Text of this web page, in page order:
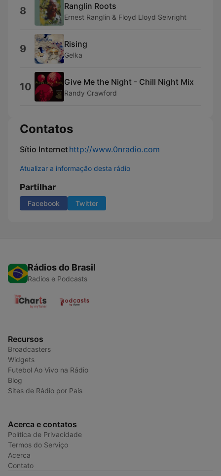
8 Ranglin Roots
Ernest Ranglin & Floyd Lloyd Seivright
9 Rising
Gelka
10 Give Me the Night - Chill Night Mix
Randy Crawford
Contatos
Sítio Internethttp://www.0nradio.com
Atualizar a informação desta rádio
Partilhar
Facebook Twitter
Rádios do Brasil
Radios e Podcasts
Recursos
Broadcasters
Widgets
Futebol Ao Vivo na Rádio
Blog
Sites de Rádio por País
Acerca e contatos
Política de Privacidade
Termos do Serviço
Acerca
Contato